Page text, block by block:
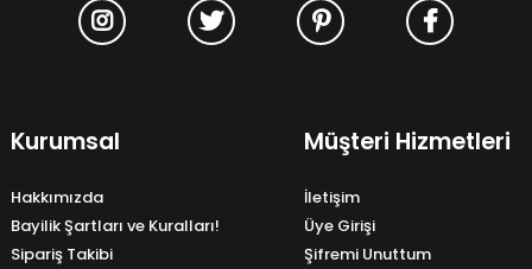
Kurumsal
Hakkımızda
Bayilik Şartları ve Kuralları!
Sipariş Takibi
Müşteri Hizmetleri
İletişim
Üye Girişi
Şifremi Unuttum